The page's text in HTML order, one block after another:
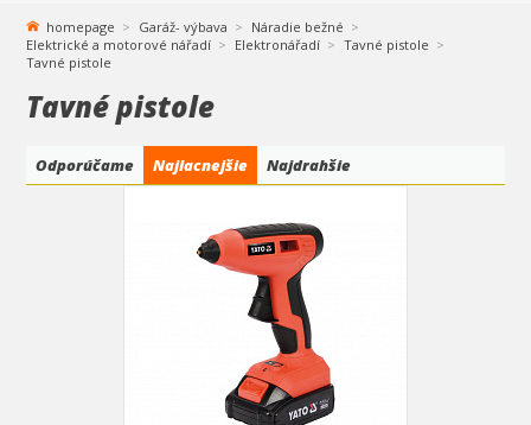
homepage Garáž- výbava
Náradie bežné
Elektrické a motorové nářadí
Elektronářadí
Tavné pistole
Tavné pistole
Tavné pistole
Odporúčame Najlacnejšie Najdrahšie